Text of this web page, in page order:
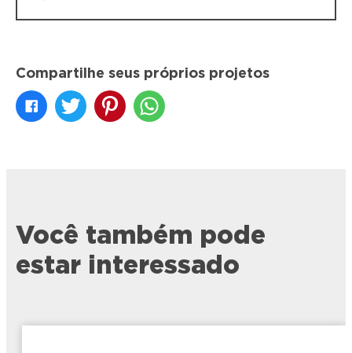
Compartilhe seus próprios projetos
Você também pode
estar interessado